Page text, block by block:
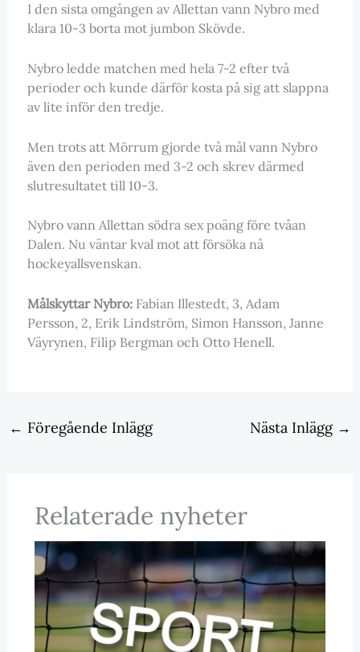
I den sista omgången av Allettan vann Nybro med
klara 10-3 borta mot jumbon Skövde.
Nybro ledde matchen med hela 7-2 efter två
perioder och kunde därför kosta på sig att slappna
av lite inför den tredje.
Men trots att Mörrum gjorde två mål vann Nybro
även den perioden med 3-2 och skrev därmed
slutresultatet till 10-3.
Nybro vann Allettan södra sex poäng före tvåan
Dalen. Nu väntar kval mot att försöka nå
hockeyallsvenskan.
Målskyttar Nybro:Fabian Illestedt, 3, Adam
Persson, 2, Erik Lindström, Simon Hansson, Janne
Väyrynen, Filip Bergman och Otto Henell.
← Föregående Inlägg Nästa Inlägg →
Relaterade nyheter